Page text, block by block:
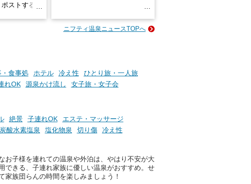
ストする
そんな「一人でぼんやり過ごす
でくることはありませんか？
らこそ向き合える、大切な自分
の本音。
たら素敵ですよね。
ニフティ温泉ニュースTOPへ
・食事処 ホテル 冷え性
ひとり旅・一人旅
れOK 源泉かけ流し 女子旅・女子会
絶景 子連れOK
エステ・マッサージ
炭酸水素塩泉 塩化物泉 切り傷 冷え性
お子様を連れての温泉や外泊は、やはり不安が大
できる、子連れ家族に優しい温泉がおすすめ。せ
家族団らんの時間を楽しみましょう！